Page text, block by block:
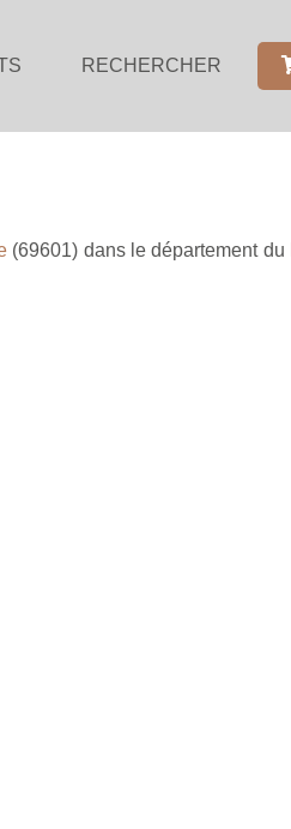
RECHERCHER
(69601) dans le département du